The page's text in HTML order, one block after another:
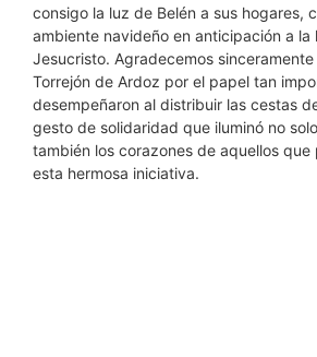
consigo la luz de Belén a sus hogares,
ambiente navideño en anticipación a la
Jesucristo. Agradecemos
Torrejón de Ardoz por el papel tan
desempeñaron al distribuir las cestas
gesto de solidaridad que iluminó no
también los corazones de aquellos que
esta hermosa iniciativa.